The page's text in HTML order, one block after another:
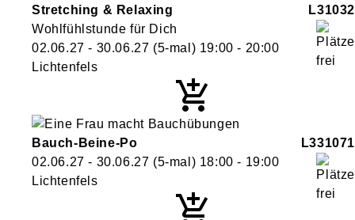
Stretching & Relaxing
L31032
Wohlfühlstunde für Dich
02.06.27 - 30.06.27 (5-mal) 19:00 - 20:00
Lichtenfels
Bauch-Beine-Po
L331071
02.06.27 - 30.06.27 (5-mal) 18:00 - 19:00
Lichtenfels